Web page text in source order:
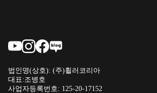
법인명(상호): (주)휠러코리아
대표:조병호
사업자등록번호: 125-20-17152